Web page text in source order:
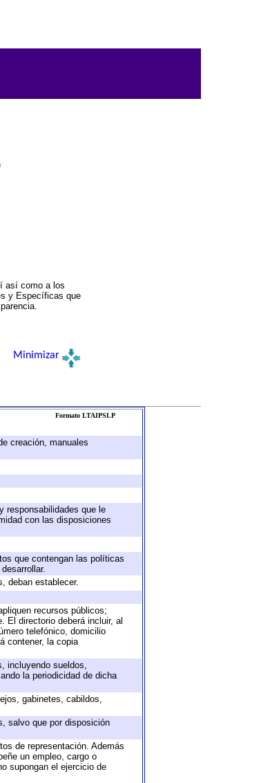
así como a los
y Específicas que
Minimizar
Formato LTAIPSLP
creación, manuales
responsabilidades que le
con las disposiciones
que contengan las políticas
deban establecer.
recursos públicos;
El directorio deberá incluir, al
telefónico, domicilio
contener, la copia
incluyendo sueldos,
la periodicidad de dicha
gabinetes, cabildos,
salvo que por disposición
de representación. Además
un empleo, cargo o
supongan el ejercicio de